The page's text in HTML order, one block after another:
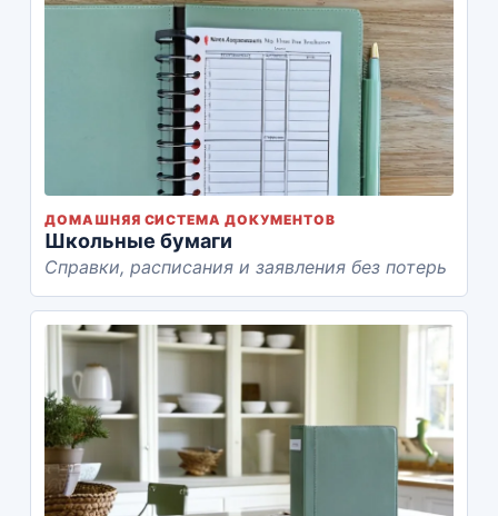
ДОМАШНЯЯ СИСТЕМА ДОКУМЕНТОВ
Школьные бумаги
Справки, расписания и заявления без потерь